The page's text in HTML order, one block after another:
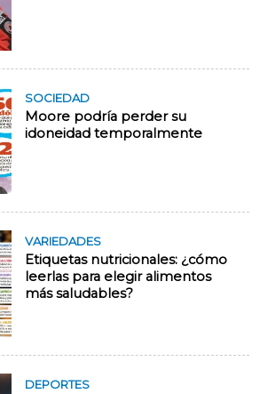
SOCIEDAD
Moore podría perder su
idoneidad temporalmente
VARIEDADES
Etiquetas nutricionales: ¿cómo
leerlas para elegir alimentos
más saludables?
DEPORTES